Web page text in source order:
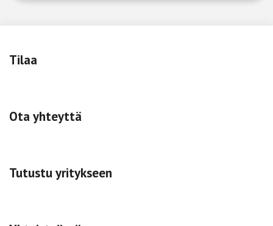
Tilaa
Ota yhteyttä
Tutustu yritykseen